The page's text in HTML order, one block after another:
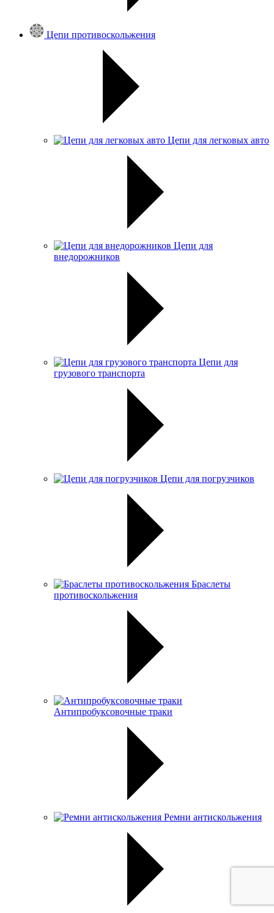
Цепи противоскольжения
Цепи для легковых авто
Цепи для
внедорожников
Цепи для
грузового транспорта
Цепи для погрузчиков
Браслеты
противоскольжения
Антипробуксовочные траки
Ремни антискольжения